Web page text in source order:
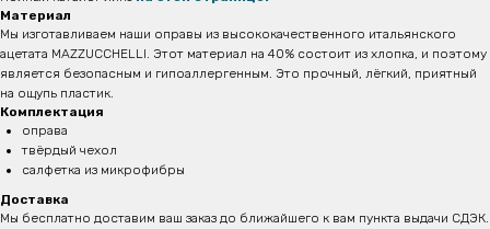
Материал
Мы изготавливаем наши оправы из высококачественного итальянского
ацетата MAZZUCCHELLI. Этот материал на 40% состоит из хлопка, и поэтому
является безопасным и гипоаллергенным. Это прочный, лёгкий, приятный
на ощупь пластик.
Комплектация
оправа
твёрдый чехол
салфетка из микрофибры
Доставка
Мы бесплатно доставим ваш заказ до ближайшего к вам пункта выдачи СДЭК.